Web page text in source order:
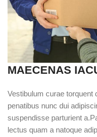
MAECENAS
Vestibulum curae torquent
penatibus nunc dui
suspendisse parturient
lectus quam a natoque